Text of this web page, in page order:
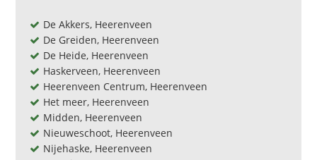
De Akkers, Heerenveen
De Greiden, Heerenveen
De Heide, Heerenveen
Haskerveen, Heerenveen
Heerenveen Centrum, Heerenveen
Het meer, Heerenveen
Midden, Heerenveen
Nieuweschoot, Heerenveen
Nijehaske, Heerenveen